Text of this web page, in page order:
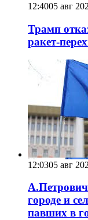
12:4005 авг
Трамп
ракет-
12:0305 авг
городе и
павших в